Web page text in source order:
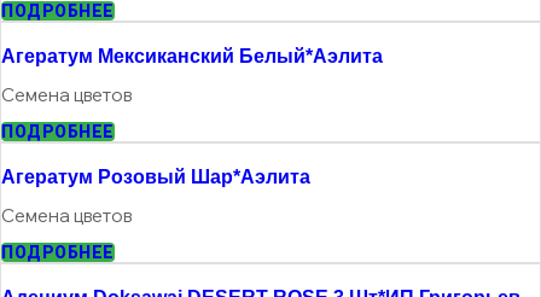
ПОДРОБНЕЕ
Агератум Мексиканский Белый*Аэлита
Семена цветов
ПОДРОБНЕЕ
Агератум Розовый Шар*Аэлита
Семена цветов
ПОДРОБНЕЕ